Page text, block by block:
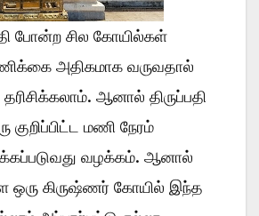
போன்ற சில கோயில்கள்
அதிகமாக வருவதால்
ஆனால் திருப்பதி
குறிப்பிட்ட மணி நேரம்
வழக்கம். ஆனால்
ஒரு கிருஷ்ணர் கோயில் இந்த